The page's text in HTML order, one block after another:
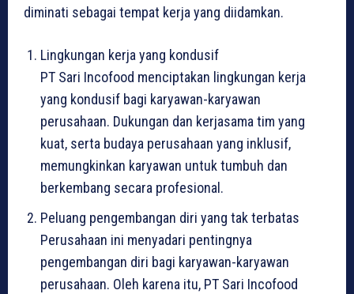
diminati sebagai tempat kerja yang diidamkan.
Lingkungan kerja yang kondusif
PT Sari Incofood menciptakan lingkungan kerja
yang kondusif bagi karyawan-karyawan
perusahaan. Dukungan dan kerjasama tim yang
kuat, serta budaya perusahaan yang inklusif,
memungkinkan karyawan untuk tumbuh dan
berkembang secara profesional.
Peluang pengembangan diri yang tak terbatas
Perusahaan ini menyadari pentingnya
pengembangan diri bagi karyawan-karyawan
perusahaan. Oleh karena itu, PT Sari Incofood